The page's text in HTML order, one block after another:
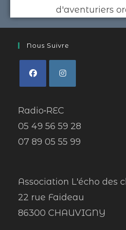
d'aventuriers
Nous Suivre
Radio•REC
05 49 56 59 28
07 89 05 55 99
Association L'écho des
22 rue Faideau
86300 CHAUVIGNY